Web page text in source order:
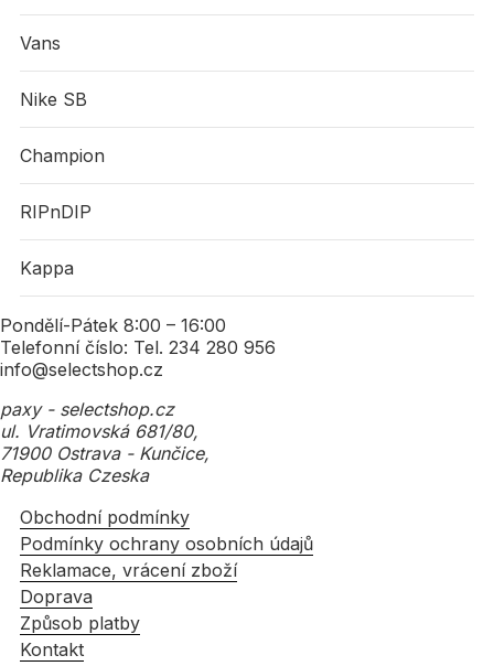
Vans
Nike SB
Champion
RIPnDIP
Kappa
Pondělí-Pátek 8:00 – 16:00
Telefonní číslo: Tel. 234 280 956
info@selectshop.cz
paxy - selectshop.cz
ul. Vratimovská 681/80,
71900 Ostrava - Kunčice,
Republika Czeska
Obchodní podmínky
Podmínky ochrany osobních údajů
Reklamace, vrácení zboží
Doprava
Způsob platby
Kontakt